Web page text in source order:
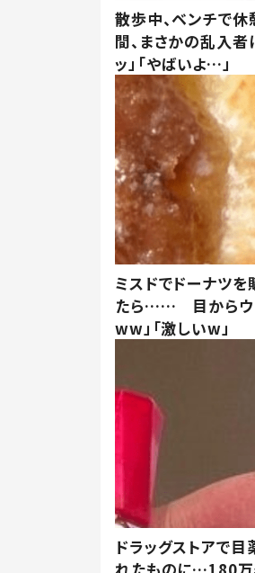
散歩中、ベンチで
間、まさかの乱入
ッ」「やばいよ…」
ミスドでドーナツを
たら…… 目からウ
ww」「激しいw」
ドラッグストアで